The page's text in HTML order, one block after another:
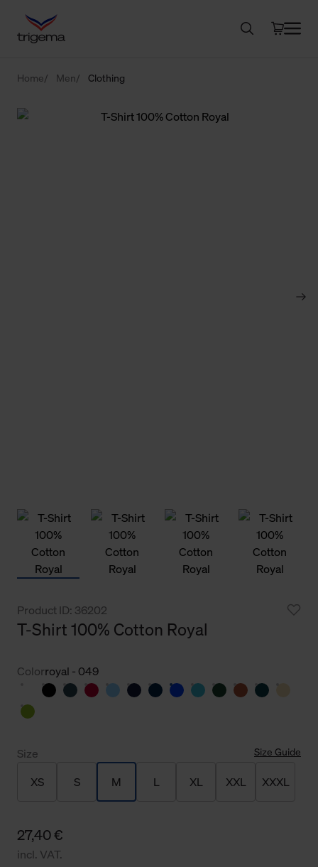
Home Men Clothing
Product ID: 36202
T-Shirt 100% Cotton Royal
Colorroyal - 049
Size Size Guide
XS S M L XL XXL XXXL
27,40 €
incl. VAT.